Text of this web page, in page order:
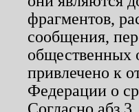
фрагментов,
сообщения,
общественных
привлечено к
Федерации о
Согласно